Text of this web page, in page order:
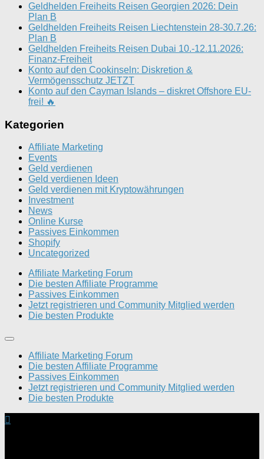
Geldhelden Freiheits Reisen Georgien 2026: Dein
Plan B
Geldhelden Freiheits Reisen Liechtenstein 28-30.7.26:
Plan B
Geldhelden Freiheits Reisen Dubai 10.-12.11.2026:
Finanz-Freiheit
Konto auf den Cookinseln: Diskretion &
Vermögensschutz JETZT
Konto auf den Cayman Islands – diskret Offshore EU-
frei! 🔥
Kategorien
Affiliate Marketing
Events
Geld verdienen
Geld verdienen Ideen
Geld verdienen mit Kryptowährungen
Investment
News
Online Kurse
Passives Einkommen
Shopify
Uncategorized
Affiliate Marketing Forum
Die besten Affiliate Programme
Passives Einkommen
Jetzt registrieren und Community Mitglied werden
Die besten Produkte
Affiliate Marketing Forum
Die besten Affiliate Programme
Passives Einkommen
Jetzt registrieren und Community Mitglied werden
Die besten Produkte